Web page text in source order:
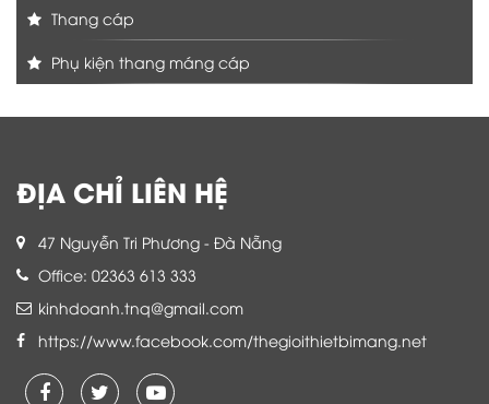
Thang cáp
Phụ kiện thang máng cáp
ĐỊA CHỈ LIÊN HỆ
47 Nguyễn Tri Phương - Đà Nẵng
Office: 02363 613 333
kinhdoanh.tnq@gmail.com
https://www.facebook.com/thegioithietbimang.net